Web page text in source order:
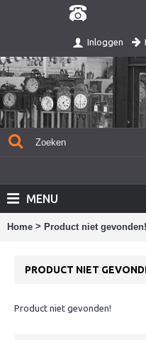
Inloggen
MENU
Home > Product niet gevonden!
PRODUCT NIET
Product niet gevonden!